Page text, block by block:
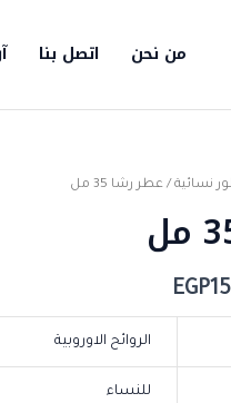
من نحن اتصل بنا
نسائية / عطر رشا 35 مل
EGP
السعر
الحالي
EGP159.99.
الروائح الاوروبية
للنساء